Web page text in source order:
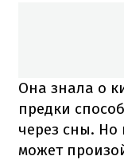
Она знала о
предки
через сны. Но
может